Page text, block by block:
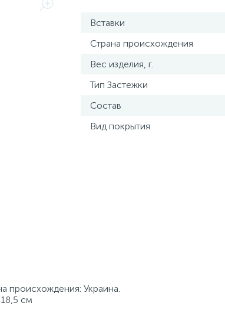
Вставки
Страна происхождения
Вес изделия, г.
Тип Застежки
Состав
Вид покрытия
происхождения: Украина.
см